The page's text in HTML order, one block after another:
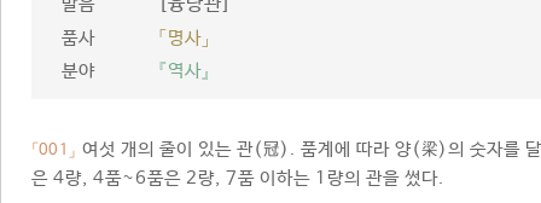
발음
품사
「명사」
분야
『역사』
「001」 여섯 개의 줄이 있는 관(冠). 품계에 따라 양(梁)의 숫자를
은 4량, 4품~6품은 2량, 7품 이하는 1량의 관을 썼다.